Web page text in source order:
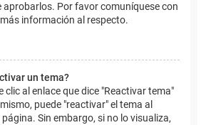
aprobarlos. Por favor comuníquese con
información al respecto.
un tema?
clic al enlace que dice "Reactivar tema"
puede "reactivar" el tema al
Sin embargo, si no lo visualiza,